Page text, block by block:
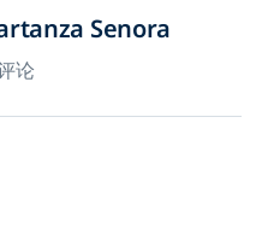
Senora
论